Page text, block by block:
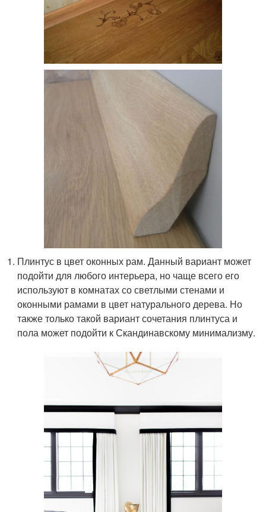
Плинтус в цвет оконных рам. Данный вариант может
подойти для любого интерьера, но чаще всего его
используют в комнатах со светлыми стенами и
оконными рамами в цвет натурального дерева. Но
также только такой вариант сочетания плинтуса и
пола может подойти к Скандинавскому минимализму.